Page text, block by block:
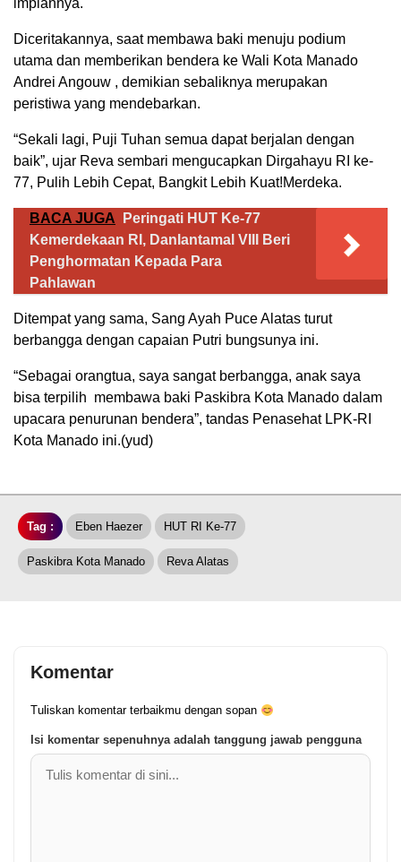
impiannya.
Diceritakannya, saat membawa baki menuju podium
utama dan memberikan bendera ke Wali Kota Manado
Andrei Angouw , demikian sebaliknya merupakan
peristiwa yang mendebarkan.
“Sekali lagi, Puji Tuhan semua dapat berjalan dengan
baik”, ujar Reva sembari mengucapkan Dirgahayu RI ke-
77, Pulih Lebih Cepat, Bangkit Lebih Kuat!Merdeka.
BACA JUGA
Peringati HUT Ke-77
Kemerdekaan RI, Danlantamal VIII Beri
Penghormatan Kepada Para
Pahlawan
Ditempat yang sama, Sang Ayah Puce Alatas turut
berbangga dengan capaian Putri bungsunya ini.
“Sebagai orangtua, saya sangat berbangga, anak saya
bisa terpilih membawa baki Paskibra Kota Manado dalam
upacara penurunan bendera”, tandas Penasehat LPK-RI
Kota Manado ini.(yud)
Tag : Eben Haezer HUT RI Ke-77
Paskibra Kota Manado Reva Alatas
Komentar
Tuliskan komentar terbaikmu dengan sopan
Isi komentar sepenuhnya adalah tanggung jawab pengguna